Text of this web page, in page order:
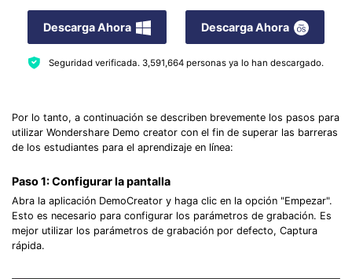
Descarga Ahora Descarga Ahora
Seguridad verificada. 3,591,664personas ya lo han descargado.
Por lo tanto, a continuación se describen brevemente los pasos para
utilizar Wondershare Demo creator con el fin de superar las barreras
de los estudiantes para el aprendizaje en línea:
Paso 1: Configurar la pantalla
Abra la aplicación DemoCreator y haga clic en la opción "Empezar".
Esto es necesario para configurar los parámetros de grabación. Es
mejor utilizar los parámetros de grabación por defecto, Captura
rápida.